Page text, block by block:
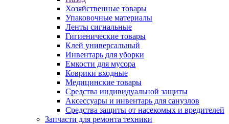
Хозяйственные товары
Упаковочные материалы
Ленты сигнальные
Гигиенические товары
Клей универсальный
Инвентарь для уборки
Емкости для мусора
Коврики входные
Медицинские товары
Средства индивидуальной защиты
Аксессуары и инвентарь для санузлов
Средства защиты от насекомых и вредителей
Запчасти для ремонта техники